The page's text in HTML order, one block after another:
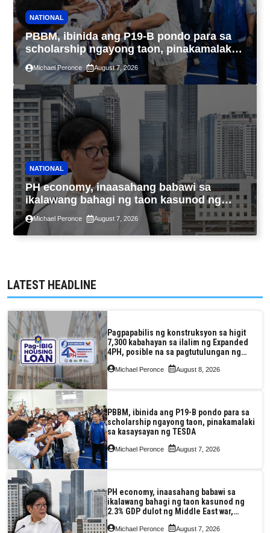
NATIONAL
PBBM, ibinida ang P19-B pondo para sa
scholarship ngayong taon, pinakamalaki
sa kasaysayan ng TESDA
Michael Peronce August 7, 2026
NATIONAL
PH economy, inaasahang babawi sa
ikalawang bahagi ng taon kasunod ng
2.3% GDP dulot ng Middle East war,
pagkaantala ng public construction
Michael Peronce August 7, 2026
LATEST HEADLINE
Pagpapabilis ng konstruksyon sa higit
7,300 kabahayan sa ilalim ng Expanded
4PH, posible na sa pagtutulungan ng
Pag-IBIG at P.A. Alvarez
Michael Peronce August 8, 2026
PBBM, ibinida ang P19-B pondo para sa
scholarship ngayong taon, pinakamalaki
sa kasaysayan ng TESDA
Michael Peronce August 7, 2026
PH economy, inaasahang babawi sa
ikalawang bahagi ng taon kasunod ng
2.3% GDP dulot ng Middle East war,
pagkaantala ng public construction
Michael Peronce August 7, 2026